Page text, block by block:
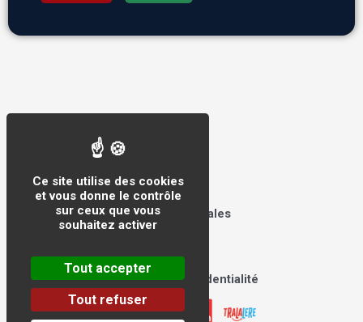
Tralalere © 2026
Mentions légales
CGV
Politique de confidentialité
Ce site utilise des cookies
et vous donne le contrôle
sur ceux que vous
souhaitez activer
Tout accepter
Tout refuser